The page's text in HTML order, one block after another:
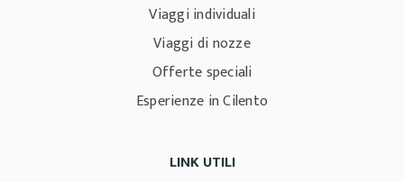
Viaggi individuali
Viaggi di nozze
Offerte speciali
Esperienze in Cilento
LINK UTILI